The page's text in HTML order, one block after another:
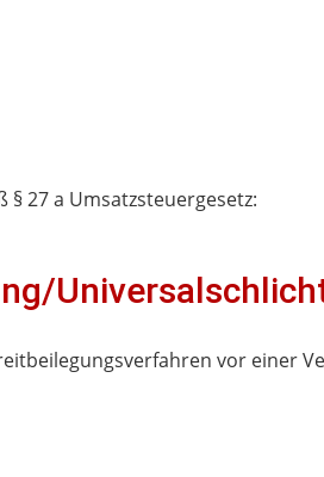
27 a Umsatzsteuergesetz:
vor einer